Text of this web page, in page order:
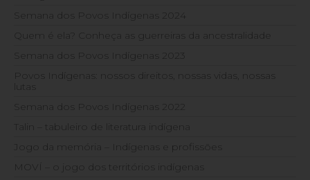
Semana dos Povos Indígenas 2024
Quem é ela? Conheça as guerreiras da ancestralidade
Semana dos Povos Indígenas 2023
Povos Indígenas: nossos direitos, nossas vidas, nossas
lutas
Semana dos Povos Indígenas 2022
Talin – tabuleiro de literatura indígena
Jogo da memória – Indígenas e profissões
MOVÍ – o jogo dos territórios indígenas